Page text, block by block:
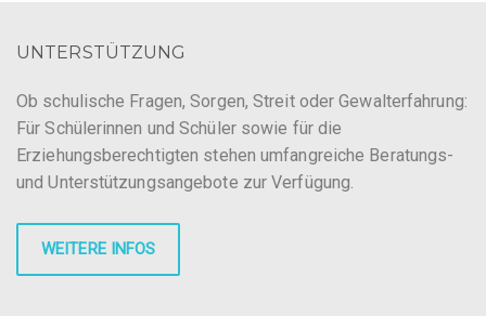
UNTERSTÜTZUNG
Ob schulische Fragen, Sorgen, Streit oder Gewalterfahrung:
Für Schülerinnen und Schüler sowie für die
Erziehungsberechtigten stehen umfangreiche Beratungs-
und Unterstützungsangebote zur Verfügung.
WEITERE INFOS